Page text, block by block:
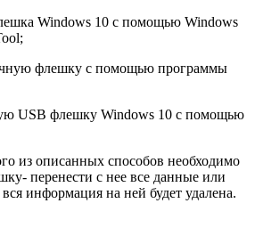
Windows 10 с помощью Windows
флешку с помощью программы
USB флешку Windows 10 с помощью
из описанных способов необходимо
перенести с нее все данные или
информация на ней будет удалена.